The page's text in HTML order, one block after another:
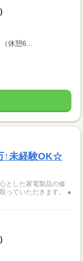
休憩6...
↑未経験OK☆
とした家電製品の修
っていただきます。 ●